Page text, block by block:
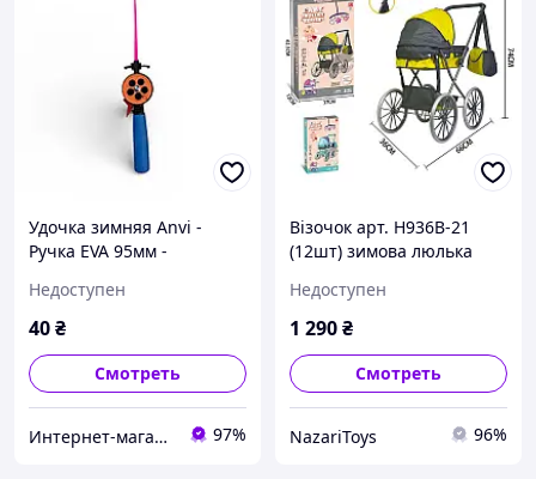
Удочка зимняя Anvi -
Ручка EVA 95мм -
курком
Недоступен
40₴
Смотреть
Интернет-магазин "РыбаКит" 97%
Візочок арт. H936B-21
(12шт) зимова люлька
66*36*74 см, короб.
37*12*62,5 см
Недоступен
1 290₴
Смотреть
NazariToys 96%